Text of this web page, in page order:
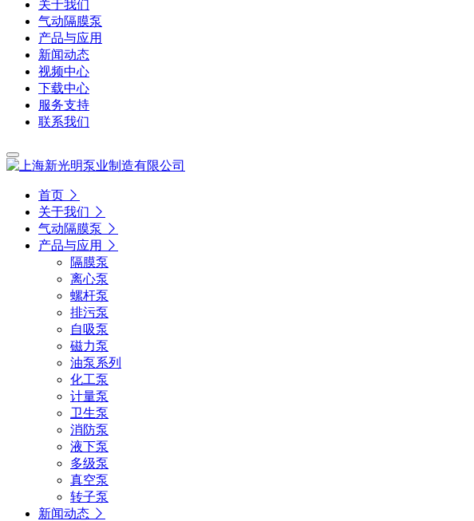
关于我们
气动隔膜泵
产品与应用
新闻动态
视频中心
下载中心
服务支持
联系我们
首页
关于我们
气动隔膜泵
产品与应用
隔膜泵
离心泵
螺杆泵
排污泵
自吸泵
磁力泵
油泵系列
化工泵
计量泵
卫生泵
消防泵
液下泵
多级泵
真空泵
转子泵
新闻动态